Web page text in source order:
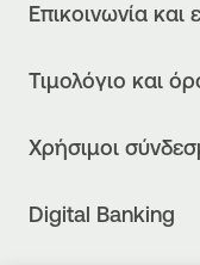
Επικοινωνία και
Η νέα Ψηφιακή
Officer
Τιμολόγιο και
Δελτίο
Χρήσιμοι
Digital Banking